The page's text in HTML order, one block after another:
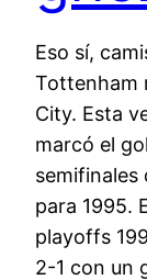
Eso sí,
Tottenham
City. Esta
marcó el
semifinales
para 1995.
playoffs
2-1 con un